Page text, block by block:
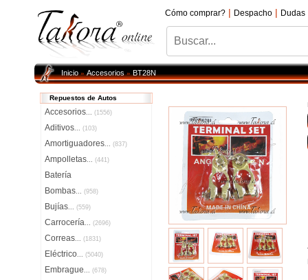
Cómo comprar? | Despacho | Dudas
Inicio»Accesorios»BT28N
Repuestos de Autos
Accesorios... (1556)
Aditivos... (103)
Amortiguadores... (837)
Ampolletas... (441)
Batería
Bombas... (958)
Bujías... (559)
Carrocería... (2696)
Correas... (1831)
Eléctrico... (5040)
Embrague... (678)